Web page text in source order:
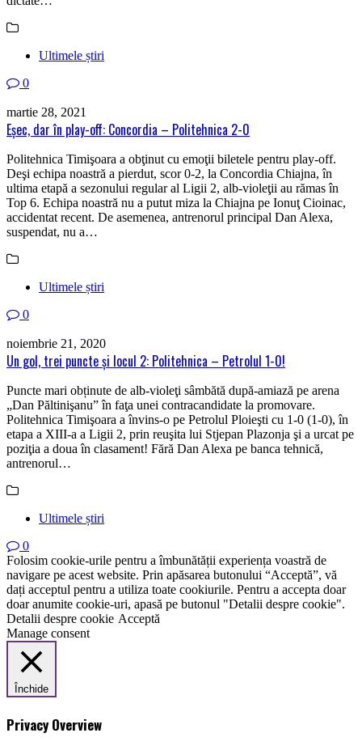
Ultimele știri
0
martie 28, 2021
Eşec, dar în play-off: Concordia – Politehnica 2-0
Politehnica Timişoara a obţinut cu emoţii biletele pentru play-off.
Deşi echipa noastră a pierdut, scor 0-2, la Concordia Chiajna, în
ultima etapă a sezonului regular al Ligii 2, alb-violeţii au rămas în
Top 6. Echipa noastră nu a putut miza la Chiajna pe Ionuţ Cioinac,
accidentat recent. De asemenea, antrenorul principal Dan Alexa,
suspendat, nu a…
Ultimele știri
0
noiembrie 21, 2020
Un gol, trei puncte şi locul 2: Politehnica – Petrolul 1-0!
Puncte mari obținute de alb-violeţi sâmbătă după-amiază pe arena
„Dan Păltinişanu” în faţa unei contracandidate la promovare.
Politehnica Timişoara a învins-o pe Petrolul Ploieşti cu 1-0 (1-0), în
etapa a XIII-a a Ligii 2, prin reuşita lui Stjepan Plazonja şi a urcat pe
poziţia a doua în clasament! Fără Dan Alexa pe banca tehnică,
antrenorul…
Ultimele știri
0
Folosim cookie-urile pentru a îmbunătății experiența voastră de
navigare pe acest website. Prin apăsarea butonului “Acceptă”, vă
dați acceptul pentru a utiliza toate cookiurile. Pentru a accepta doar
doar anumite cookie-uri, apasă pe butonul "Detalii despre cookie".
Detalii despre cookie Acceptă
Manage consent
Închide
Privacy Overview